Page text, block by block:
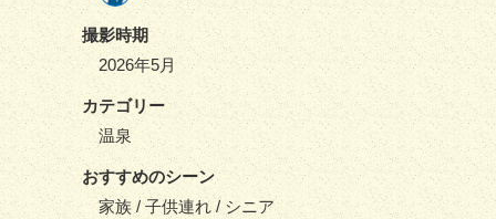
撮影時期
2026年5月
カテゴリー
温泉
おすすめのシーン
家族 / 子供連れ / シニア